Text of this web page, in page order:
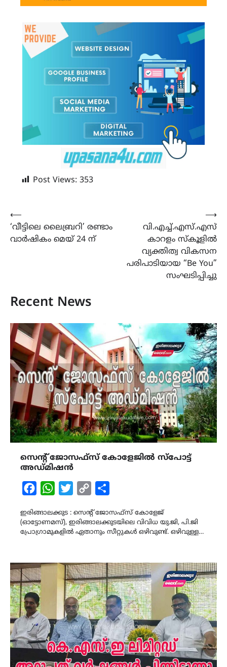
Post Views: 353
Post
navigation
⟵
‘വീട്ടിലെ ലൈബ്രറി’ രണ്ടാം
വാർഷികം മെയ് 24 ന്
വി.എച്ച്.എസ്.എസ്
കാറളം സ്കൂളിൽ
വ്യക്തിത്വ വികസന
പരിപാടിയായ “Be You”
സംഘടിപ്പിച്ചു
⟶
Recent News
സെന്റ് ജോസഫ്സ് കോളേജിൽ സ്പോട്ട്
അഡ്മിഷൻ
FacebookWhatsAppTwitterCopy
ഇരിങ്ങാലക്കുട : സെന്റ് ജോസഫ്സ് കോളേജ്
(ഓട്ടോണമസ്), ഇരിങ്ങാലക്കുടയിലെ വിവിധ യു.ജി, പി.ജി
പ്രോഗ്രാമുകളിൽ ഏതാനും സീറ്റുകൾ ഒഴിവുണ്ട്. ഒഴിവുള്ള…